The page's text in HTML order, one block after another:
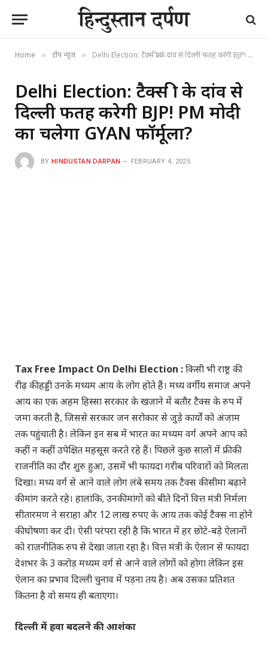
Home » टॉप न्यूज » Delhi Election: टैक्स फ्री के दांव से दिल्ली फतह करेगी BJP! PM मोदी का चलेगा GYAN फॉर्मूला?
Delhi Election: टैक्स फ्री के दांव से
दिल्ली फतह करेगी BJP! PM मोदी
का चलेगा GYAN फॉर्मूला?
BY HINDUSTAN DARPAN FEBRUARY 4, 2025
Tax Free Impact On Delhi Election :किसी भी राष्ट्र की
रीढ़ की हड्डी उनके मध्यम आय के लोग होते हैं। मध्य वर्गीय समाज अपने
आय का एक अहम हिस्सा सरकार के खजाने में बतौर टैक्स के रुप में
जमा करती है, जिससे सरकार जन सरोकार से जुड़े कार्यों को अंजाम
तक पहुंचाती है। लेकिन इन सब में भारत का मध्यम वर्ग अपने आप को
कहीं न कहीं उपेक्षित महसूस करते रहे हैं। पिछले कुछ सालों में फ्री की
राजनीति का दौर शुरु हुआ, उसमें भी फायदा गरीब परिवारों को मिलता
दिखा। मध्य वर्ग से आने वाले लोग लंबे समय तक टैक्स की सीमा बढ़ाने
की मांग करते रहे। हालांकि, उनकी मांगों को बीते दिनों वित्त मंत्री निर्मला
सीतारमण ने सराहा और 12 लाख रुपए के आय तक कोई टैक्स ना होने
की घोषणा कर दी। ऐसी परंपरा रही है कि भारत में हर छोटे-बड़े ऐलानों
को राजनीतिक रुप से देखा जाता रहा है। वित्त मंत्री के ऐलान से फायदा
देशभर के 3 करोड़ मध्यम वर्ग से आने वाले लोगों को होगा लेकिन इस
ऐलान का प्रभाव दिल्ली चुनाव में पड़ना तय है। अब उसका प्रतिशत
कितना है वो समय ही बताएगा।
दिल्ली में हवा बदलने की आशंका